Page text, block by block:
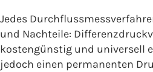
Jedes
und Nachteile:
kostengünstig und universell
jedoch einen permanenten